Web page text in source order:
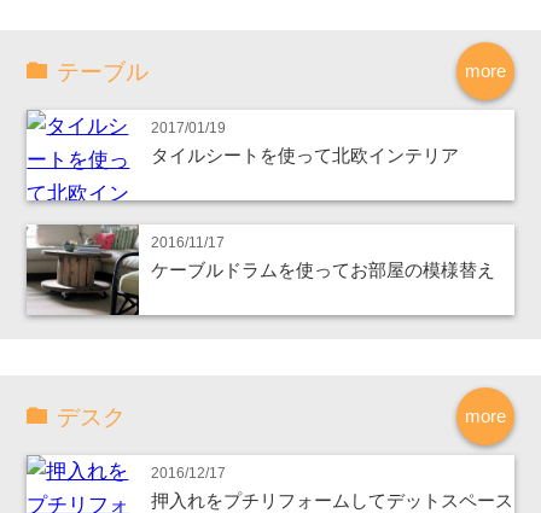
more
テーブル
2017/01/19
タイルシートを使って北欧インテリア
2016/11/17
ケーブルドラムを使ってお部屋の模様替え
more
デスク
2016/12/17
押入れをプチリフォームしてデットスペース